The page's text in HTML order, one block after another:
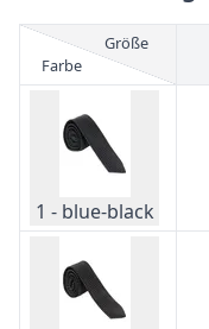
Größe
Farbe
1 - blue-black